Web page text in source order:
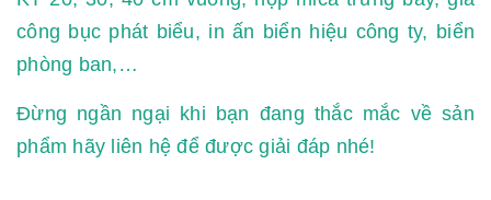
công bục phát biểu, in ấn biển hiệu công ty, biển
phòng ban,…
Đừng ngần ngại khi bạn đang thắc mắc về sản
phẩm hãy liên hệ để được giải đáp nhé!